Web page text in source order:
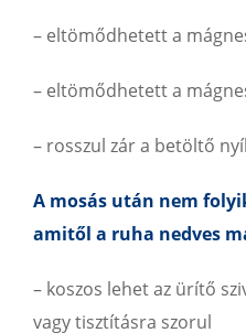
– eltömődhetett a
– eltömődhetett a
– rosszul zár a betöltő
A mosás után nem
amitől a ruha nedves
– koszos lehet az ürítő
vagy tisztításra szorul